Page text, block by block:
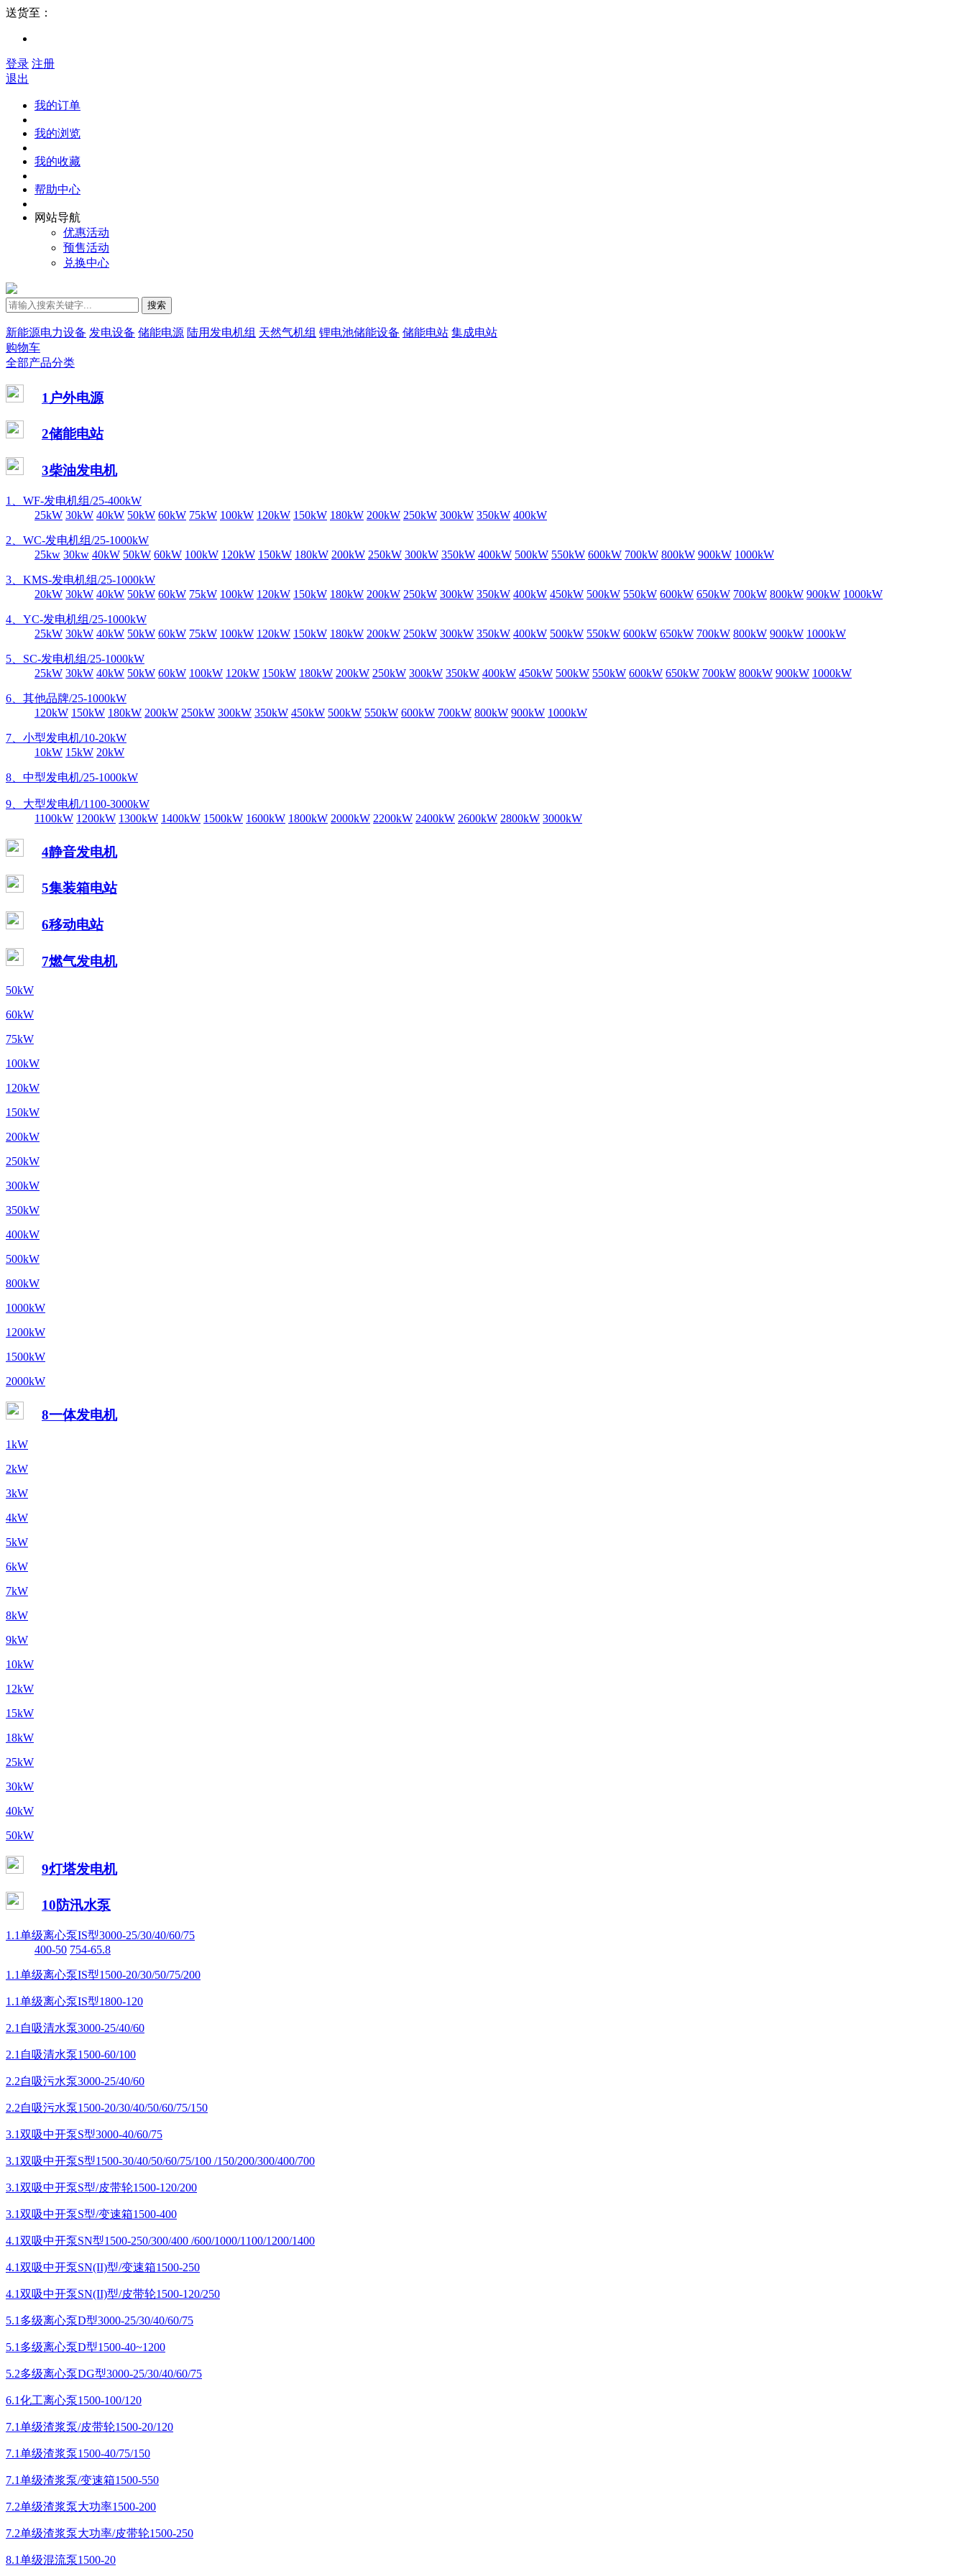
送货至：
登录 注册
退出
我的订单
我的浏览
我的收藏
帮助中心
网站导航
优惠活动
预售活动
兑换中心
搜索
新能源电力设备 发电设备 储能电源 陆用发电机组 天然气机组 锂电池储能设备 储能电站 集成电站
购物车
全部产品分类
1户外电源
2储能电站
3柴油发电机
1、WF-发电机组/25-400kW
25kW 30kW 40kW 50kW 60kW 75kW 100kW 120kW 150kW 180kW 200kW 250kW 300kW 350kW 400kW
2、WC-发电机组/25-1000kW
25kw 30kw 40kW 50kW 60kW 100kW 120kW 150kW 180kW 200kW 250kW 300kW 350kW 400kW 500kW 550kW 600kW 700kW 800kW 900kW 1000kW
3、KMS-发电机组/25-1000kW
20kW 30kW 40kW 50kW 60kW 75kW 100kW 120kW 150kW 180kW 200kW 250kW 300kW 350kW 400kW 450kW 500kW 550kW 600kW 650kW 700kW 800kW 900kW 1000kW
4、YC-发电机组/25-1000kW
25kW 30kW 40kW 50kW 60kW 75kW 100kW 120kW 150kW 180kW 200kW 250kW 300kW 350kW 400kW 500kW 550kW 600kW 650kW 700kW 800kW 900kW 1000kW
5、SC-发电机组/25-1000kW
25kW 30kW 40kW 50kW 60kW 100kW 120kW 150kW 180kW 200kW 250kW 300kW 350kW 400kW 450kW 500kW 550kW 600kW 650kW 700kW 800kW 900kW 1000kW
6、其他品牌/25-1000kW
120kW 150kW 180kW 200kW 250kW 300kW 350kW 450kW 500kW 550kW 600kW 700kW 800kW 900kW 1000kW
7、小型发电机/10-20kW
10kW 15kW 20kW
8、中型发电机/25-1000kW
9、大型发电机/1100-3000kW
1100kW 1200kW 1300kW 1400kW 1500kW 1600kW 1800kW 2000kW 2200kW 2400kW 2600kW 2800kW 3000kW
4静音发电机
5集装箱电站
6移动电站
7燃气发电机
50kW
60kW
75kW
100kW
120kW
150kW
200kW
250kW
300kW
350kW
400kW
500kW
800kW
1000kW
1200kW
1500kW
2000kW
8一体发电机
1kW
2kW
3kW
4kW
5kW
6kW
7kW
8kW
9kW
10kW
12kW
15kW
18kW
25kW
30kW
40kW
50kW
9灯塔发电机
10防汛水泵
1.1单级离心泵IS型3000-25/30/40/60/75
400-50 754-65.8
1.1单级离心泵IS型1500-20/30/50/75/200
1.1单级离心泵IS型1800-120
2.1自吸清水泵3000-25/40/60
2.1自吸清水泵1500-60/100
2.2自吸污水泵3000-25/40/60
2.2自吸污水泵1500-20/30/40/50/60/75/150
3.1双吸中开泵S型3000-40/60/75
3.1双吸中开泵S型1500-30/40/50/60/75/100 /150/200/300/400/700
3.1双吸中开泵S型/皮带轮1500-120/200
3.1双吸中开泵S型/变速箱1500-400
4.1双吸中开泵SN型1500-250/300/400 /600/1000/1100/1200/1400
4.1双吸中开泵SN(II)型/变速箱1500-250
4.1双吸中开泵SN(II)型/皮带轮1500-120/250
5.1多级离心泵D型3000-25/30/40/60/75
5.1多级离心泵D型1500-40~1200
5.2多级离心泵DG型3000-25/30/40/60/75
6.1化工离心泵1500-100/120
7.1单级渣浆泵/皮带轮1500-20/120
7.1单级渣浆泵1500-40/75/150
7.1单级渣浆泵/变速箱1500-550
7.2单级渣浆泵大功率1500-200
7.2单级渣浆泵大功率/皮带轮1500-250
8.1单级混流泵1500-20